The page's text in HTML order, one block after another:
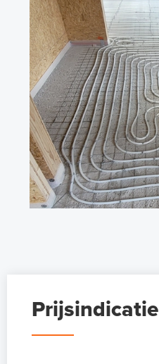
Prijsindicatie